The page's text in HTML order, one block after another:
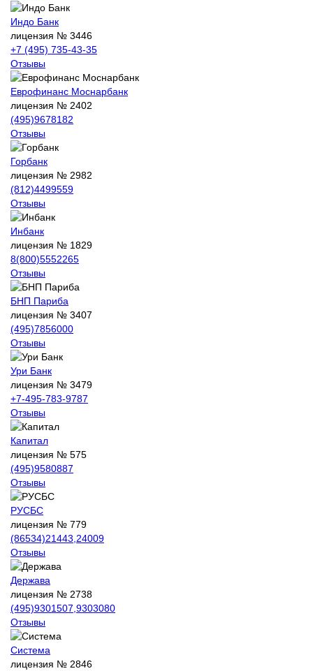
Индо Банк
лицензия № 3446
+7 (495) 735-43-35
Отзывы
Еврофинанс Моснарбанк
лицензия № 2402
(495)9678182
Отзывы
Горбанк
лицензия № 2982
(812)4499559
Отзывы
Инбанк
лицензия № 1829
8(800)5552265
Отзывы
БНП Париба
лицензия № 3407
(495)7856000
Отзывы
Ури Банк
лицензия № 3479
+7-495-783-9787
Отзывы
Капитал
лицензия № 575
(495)9580887
Отзывы
РУСБС
лицензия № 779
(86534)21443,24009
Отзывы
Держава
лицензия № 2738
(495)9301507,9303080
Отзывы
Система
лицензия № 2846